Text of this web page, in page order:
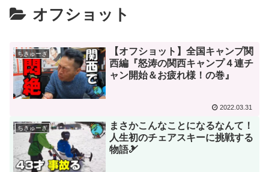
オフショット
ちきゅーぎ
【オフショット】全国キャンプ関
西編『怒涛の関西キャンプ４連チ
ャン開始＆お疲れ様！の巻』
2022.03.31
ちきゅーぎ
まさかこんなことになるなんて！
人生初のチェアスキーに挑戦する
物語🎿